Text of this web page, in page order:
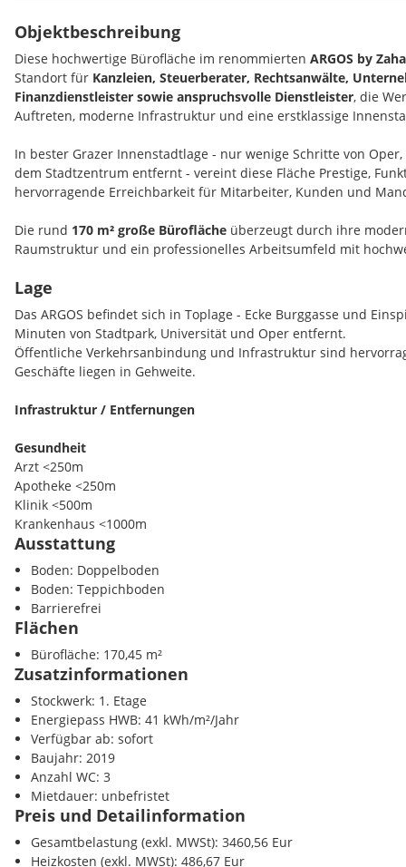
Objektbeschreibung
Diese hochwertige Bürofläche im renommierten ARGOS by
Standort für Kanzleien, Steuerberater, Rechtsanwälte,
Finanzdienstleister sowie anspruchsvolle Dienstleister, die
Auftreten, moderne Infrastruktur und eine erstklassige
In bester Grazer Innenstadtlage - nur wenige Schritte von
dem Stadtzentrum entfernt - vereint diese Fläche Prestige,
hervorragende Erreichbarkeit für Mitarbeiter, Kunden und
Die rund 170 m² große Bürofläche überzeugt durch ihre
Raumstruktur und ein professionelles Arbeitsumfeld mit
Highlights der Fläche
ca. 170,45 m² Nutzfläche
repräsentativer Standort im ARGOS by Zaha Hadid
moderne Architektur und hochwertiges Ambiente
ideal für Kanzlei, Beratung oder gehobene
großzügige Büro- und Besprechungsflächen
Serverraum / Archiv vorhanden
mechanische Be- und Entlüftung
Doppelboden
barrierefreies WC
Personenlift
sofort verfügbar
unbefristete Anmietung möglich
Parkplätze optional anmietbar
Die moderne Infrastruktur sowie die ausgezeichnete Lage
attraktiv für Unternehmen, die neben Funktionalität auch Wert
Außenauftritt und eine starke Geschäftsadresse legen.
Gerade für Steuerberatungskanzleien, Rechtsanwaltskanzleien
Unternehmensberatungen bietet diese Fläche ideale
Die Bürofläche wird zu einer attraktiven Einstiegsmiete
Mietentwicklung erfolgt auf Basis einer marktüblichen
Informationen stellen wir Ihnen gerne auf Anfrage zur
Gerne übermitteln wir Ihnen weitere Informationen oder
Besichtigungstermin.
Besichtigen Sie die Bürofläche bereits vorab im Objektvideo
Lage
Das ARGOS befindet sich in Toplage - Ecke Burggasse und
Minuten von Stadtpark, Universität und Oper entfernt.
Öffentliche Verkehrsanbindung und Infrastruktur sind
Geschäfte liegen in Gehweite.
Infrastruktur / Entfernungen
Gesundheit
Arzt <250m
Apotheke <250m
Klinik <500m
Krankenhaus <1000m
Kinder / Schulen
Schule <250m
Kindergarten <500m
Universität <250m
Höhere Schule <500m
Nahversorgung
Supermarkt <250m
Bäckerei <250m
Einkaufszentrum <500m
Verkehr
Autobahnanschluss <5000m
Bahnhof <750m
Ausstattung
Boden: Doppelboden
Boden: Teppichboden
Barrierefrei
Flächen
Bürofläche: 170,45 m²
Zusatzinformationen
Stockwerk: 1. Etage
Energiepass HWB: 41 kWh/m²/Jahr
Verfügbar ab: sofort
Baujahr: 2019
Anzahl WC: 3
Mietdauer: unbefristet
Preis und Detailinformation
Gesamtbelastung (exkl. MWSt): 3460,56 Eur
Heizkosten (exkl. MWSt): 486,67 Eur